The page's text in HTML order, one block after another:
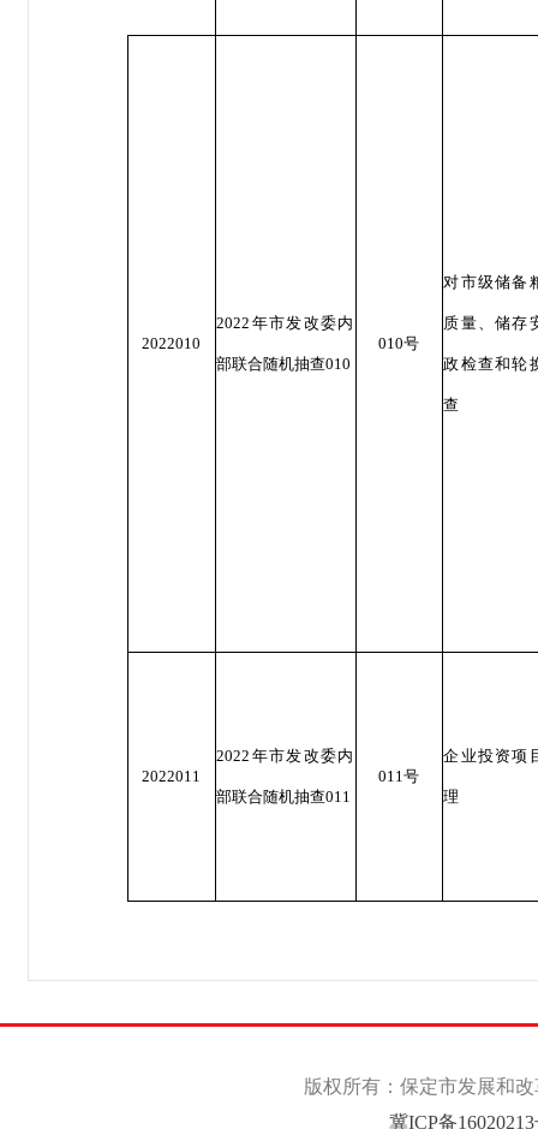
2022010
2022年市发改委内
部联合随机抽查010
010号
对市级储备
质量、储存
政检查和轮
查
2022011
2022年市发改委内
部联合随机抽查011
011号
企业投资项
理
版权所有：保定市发展和
冀ICP备